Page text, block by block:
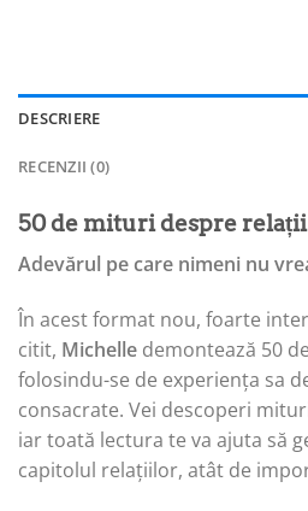
DESCRIERE
RECENZII (0)
50 de mituri despre relații
Adevărul pe care nimeni nu
În acest format nou, foarte
citit, Michelle demontează 50
folosindu-se de experiența sa
consacrate. Vei descoperi
iar toată lectura te va ajuta să
capitolul relațiilor, atât de